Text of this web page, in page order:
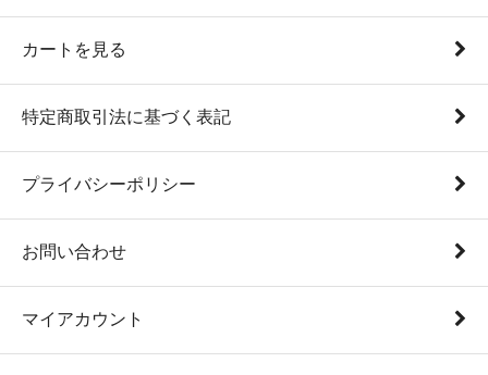
カートを見る
特定商取引法に基づく表記
プライバシーポリシー
お問い合わせ
マイアカウント